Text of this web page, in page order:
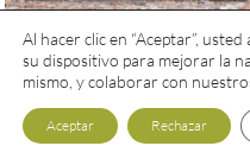
Al hacer clic en “Aceptar”,
su dispositivo para mejorar la
mismo, y colaborar con
Aceptar Rechazar